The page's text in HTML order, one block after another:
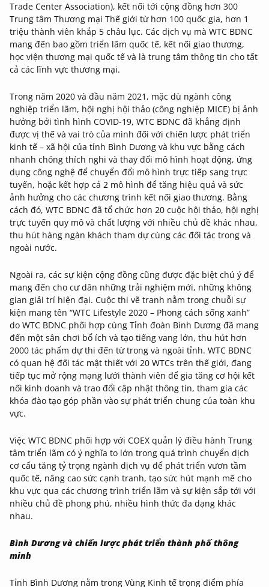
Trade Center Association), kết nối tới cộng đồng hơn 300
Trung tâm Thương mại Thế giới từ hơn 100 quốc gia, hơn 1
triệu thành viên khắp 5 châu lục. Các dịch vụ mà WTC BDNC
mang đến bao gồm triển lãm quốc tế, kết nối giao thương,
học viện thương mại quốc tế và là trung tâm thông tin cho tất
cả các lĩnh vực thương mại.
Trong năm 2020 và đầu năm 2021, mặc dù ngành công
nghiệp triển lãm, hội nghị hội thảo (công nghiệp MICE) bị ảnh
hưởng bởi tình hình COVID-19, WTC BDNC đã khẳng định
được vị thế và vai trò của mình đối với chiến lược phát triển
kinh tế – xã hội của tỉnh Bình Dương và khu vực bằng cách
nhanh chóng thích nghi và thay đổi mô hình hoạt động, ứng
dụng công nghệ để chuyển đổi mô hình trực tiếp sang trực
tuyến, hoặc kết hợp cả 2 mô hình để tăng hiệu quả và sức
ảnh hưởng cho các chương trình kết nối giao thương. Bằng
cách đó, WTC BDNC đã tổ chức hơn 20 cuộc hội thảo, hội nghị
trực tuyến quy mô và chất lượng với nhiều chủ đề khác nhau,
thu hút hàng ngàn khách tham dự cùng các đối tác trong và
ngoài nước.
Ngoài ra, các sự kiện cộng đồng cũng được đặc biệt chú ý để
mang đến cho cư dân những trải nghiệm mới, những không
gian giải trí hiện đại. Cuộc thi vẽ tranh nằm trong chuỗi sự
kiện mang tên “WTC Lifestyle 2020 – Phong cách sống xanh”
do WTC BDNC phối hợp cùng Tỉnh đoàn Bình Dương đã mang
đến một sân chơi bổ ích và tạo tiếng vang lớn, thu hút hơn
2000 tác phẩm dự thi đến từ trong và ngoài tỉnh. WTC BDNC
có quan hệ đối tác mật thiết với 20 WTCs trên thế giới, đang
tiếp tục mở rộng mạng lưới thành viên để gia tăng cơ hội kết
nối kinh doanh và trao đổi cập nhật thông tin, tham gia các
khóa đào tạo góp phần vào sự phát triển chung của toàn khu
vực.
Việc WTC BDNC phối hợp với COEX quản lý điều hành Trung
tâm triển lãm có ý nghĩa to lớn trong quá trình chuyển dịch
cơ cấu tăng tỷ trọng ngành dịch vụ để phát triển vươn tầm
quốc tế, nâng cao sức cạnh tranh, tạo sức hút mạnh mẽ cho
khu vực qua các chương trình triển lãm và sự kiện sắp tới với
nhiều chủ đề phong phú, nhiều hình thức đa dạng khác
nhau.
Bình Dương và chiến lược phát triển thành phố thông
minh
Tỉnh Bình Dương nằm trong Vùng Kinh tế trọng điểm phía